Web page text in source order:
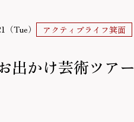
（Tue） アクティブライフ箕面
出かけ芸術ツアー